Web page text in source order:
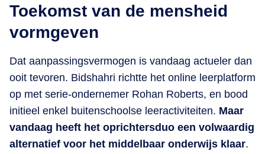
Toekomst van de mensheid
vormgeven
Dat aanpassingsvermogen is vandaag actueler dan
ooit tevoren. Bidshahri richtte het online leerplatform
op met serie-ondernemer Rohan Roberts, en bood
initieel enkel buitenschoolse leeractiviteiten. Maar
vandaag heeft het oprichtersduo een volwaardig
alternatief voor het middelbaar onderwijs klaar.